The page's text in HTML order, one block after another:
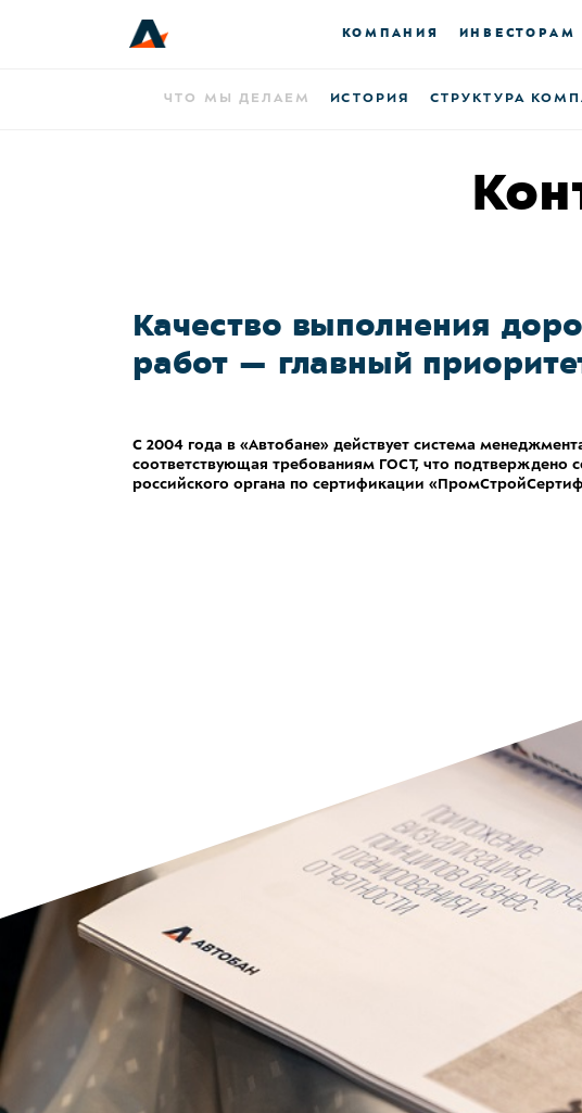
КОМПАНИЯ ИНВЕСТОРАМ
ЧТО МЫ ДЕЛАЕМ ИСТОРИЯ СТРУКТУРА
Качество выполнения
работ — главный
С 2004 года в «Автобане» действует система
соответствующая требованиям ГОСТ, что подтверждено
российского органа по сертификации